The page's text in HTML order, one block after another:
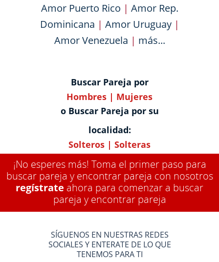
Amor Puerto Rico | Amor Rep.
Dominicana | Amor Uruguay|
Amor Venezuela | más...
Buscar Pareja por
Hombres | Mujeres
o Buscar Pareja por su
localidad:
Solteros | Solteras
¡No esperes más! Toma el primer paso para
buscar pareja y encontrar pareja con nosotros
regístrate ahora para comenzar a buscar
pareja y encontrar pareja
SÍGUENOS EN NUESTRAS REDES
SOCIALES Y ENTERATE DE LO QUE
TENEMOS PARA TI